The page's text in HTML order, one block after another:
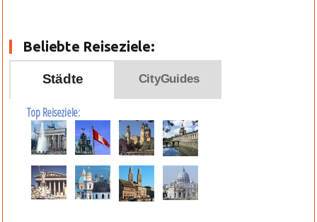
Beliebte Reiseziele:
Städte CityGuides
Top Reiseziele: